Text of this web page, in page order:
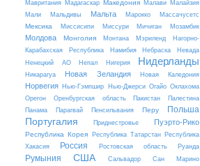
Мавритания Мадагаскар Македония Малави Малайзия
Мали
Мальдивы Мальта Марокко Массачусетс
Мексика Миссисипи Миссури Мичиган Мозамбик
Молдова Монголия Монтана Мэриленд
Нагорно-
Карабахская Республика
Намибия Небраска
Невада
Ненецкий АО
Непал Нигерия Нидерланды
Никарагуа Новая Зеландия Новая Каледония
Норвегия Нью-Гэмпшир Нью-Джерси Огайо Оклахома
Орегон
Оренбургская область Пакистан
Палестина
Панама
Парагвай Пенсильвания Перу Польша
Португалия Приднестровье Пуэрто-Рико
Республика Корея Республика Татарстан
Республика
Хакасия
Россия Ростовская область Руанда
Румыния США Сальвадор
Сан Марино